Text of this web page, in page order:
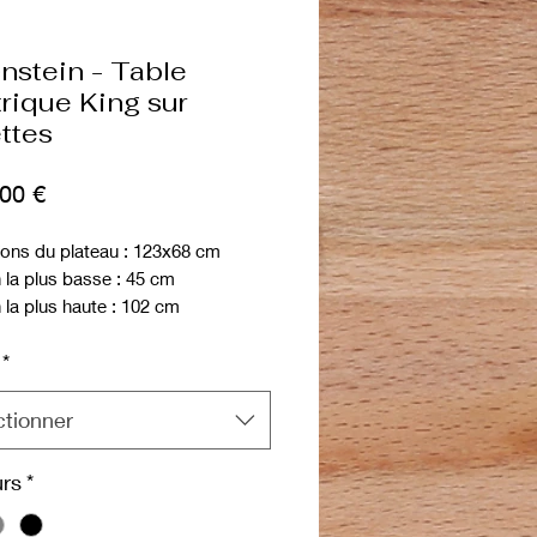
- Table
King sur
€Prix
du plateau : 123x68 cm
la plus basse : 45 cm
plus haute : 102 cm
de toilettage Ravenstein sont
d'un moteur silencieux et fiable.
est doté d'un revêtement en
au coup de marteau qui
sont entièrement européens.
*
*